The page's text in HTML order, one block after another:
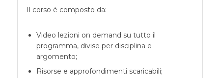
Il corso è composto da:
Video lezioni on demand su tutto il
programma, divise per disciplina e
argomento;
Risorse e approfondimenti scaricabili;